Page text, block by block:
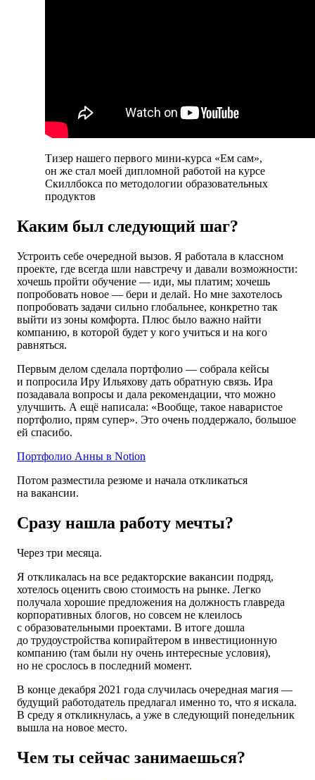
Тизер нашего первого мини-курса «Ем сам»,
он же стал моей дипломной работой на курсе
Скиллбокса по методологии образовательных
продуктов
Каким был следующий шаг?
Устроить себе очередной вызов. Я работала в классном
проекте, где всегда шли навстречу и давали возможности:
хочешь пройти обучение — иди, мы платим; хочешь
попробовать новое — бери и делай. Но мне захотелось
попробовать задачи сильно глобальнее, конкретно так
выйти из зоны комфорта. Плюс было важно найти
компанию, в которой будет у кого учиться и на кого
равняться.
Первым делом сделала портфолио — собрала кейсы
и попросила Иру Ильяхову дать обратную связь. Ира
позадавала вопросы и дала рекомендации, что можно
улучшить. А ещё написала: «Вообще, такое наваристое
портфолио, прям супер». Это очень поддержало, большое
ей спасибо.
Портфолио Анны в Notion
Потом разместила резюме и начала откликаться
на вакансии.
Сразу нашла работу мечты?
Через три месяца.
Я откликалась на все редакторские вакансии подряд,
хотелось оценить свою стоимость на рынке. Легко
получала хорошие предложения на должность главреда
корпоративных блогов, но совсем не клеилось
с образовательными проектами. В итоге дошла
до трудоустройства копирайтером в инвестиционную
компанию (там были ну очень интересные условия),
но не срослось в последний момент.
В конце декабря 2021 года случилась очередная магия —
будущий работодатель предлагал именно то, что я искала.
В среду я откликнулась, а уже в следующий понедельник
вышла на новое место.
Чем ты сейчас занимаешься?